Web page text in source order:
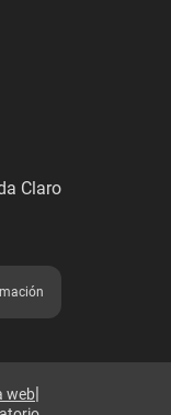
Claro
web|